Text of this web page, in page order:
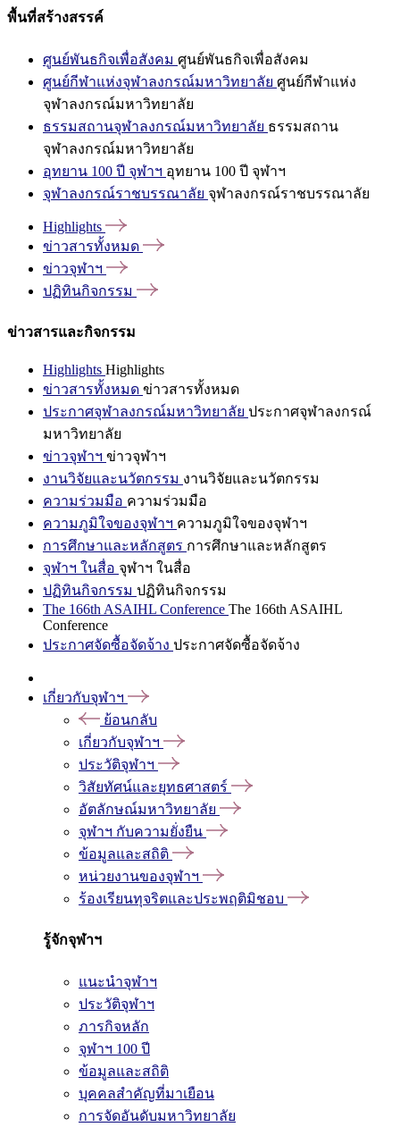
พื้นที่สร้างสรรค์
ศูนย์พันธกิจเพื่อสังคม ศูนย์พันธกิจเพื่อสังคม
ศูนย์กีฬาแห่งจุฬาลงกรณ์มหาวิทยาลัย ศูนย์กีฬาแห่ง
จุฬาลงกรณ์มหาวิทยาลัย
ธรรมสถานจุฬาลงกรณ์มหาวิทยาลัย ธรรมสถาน
จุฬาลงกรณ์มหาวิทยาลัย
อุทยาน 100 ปี จุฬาฯ อุทยาน 100 ปี จุฬาฯ
จุฬาลงกรณ์ราชบรรณาลัย จุฬาลงกรณ์ราชบรรณาลัย
Highlights
ข่าวสารทั้งหมด
ข่าวจุฬาฯ
ปฏิทินกิจกรรม
ข่าวสารและกิจกรรม
Highlights Highlights
ข่าวสารทั้งหมด ข่าวสารทั้งหมด
ประกาศจุฬาลงกรณ์มหาวิทยาลัย ประกาศจุฬาลงกรณ์
มหาวิทยาลัย
ข่าวจุฬาฯ ข่าวจุฬาฯ
งานวิจัยและนวัตกรรม งานวิจัยและนวัตกรรม
ความร่วมมือ ความร่วมมือ
ความภูมิใจของจุฬาฯ ความภูมิใจของจุฬาฯ
การศึกษาและหลักสูตร การศึกษาและหลักสูตร
จุฬาฯ ในสื่อ จุฬาฯ ในสื่อ
ปฏิทินกิจกรรม ปฏิทินกิจกรรม
The 166th ASAIHL Conference The 166th ASAIHL
Conference
ประกาศจัดซื้อจัดจ้าง ประกาศจัดซื้อจัดจ้าง
เกี่ยวกับจุฬาฯ
ย้อนกลับ
เกี่ยวกับจุฬาฯ
ประวัติจุฬาฯ
วิสัยทัศน์และยุทธศาสตร์
อัตลักษณ์มหาวิทยาลัย
จุฬาฯ กับความยั่งยืน
ข้อมูลและสถิติ
หน่วยงานของจุฬาฯ
ร้องเรียนทุจริตและประพฤติมิชอบ
รู้จักจุฬาฯ
แนะนำจุฬาฯ
ประวัติจุฬาฯ
ภารกิจหลัก
จุฬาฯ 100 ปี
ข้อมูลและสถิติ
บุคคลสำคัญที่มาเยือน
การจัดอันดับมหาวิทยาลัย